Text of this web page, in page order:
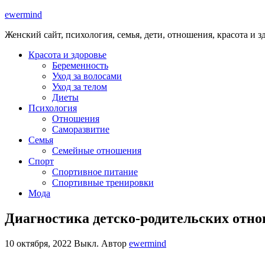
ewermind
Женский сайт, психология, семья, дети, отношения, красота и
Красота и здоровье
Беременность
Уход за волосами
Уход за телом
Диеты
Психология
Отношения
Саморазвитие
Семья
Семейные отношения
Спорт
Спортивное питание
Спортивные тренировки
Мода
Диагностика детско-родительских
10 октября, 2022 Выкл. Автор ewermind